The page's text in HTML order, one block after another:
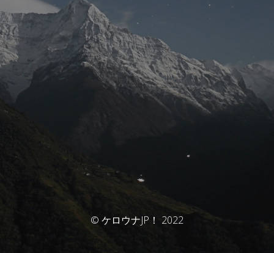
© ケロウナJP！ 2022